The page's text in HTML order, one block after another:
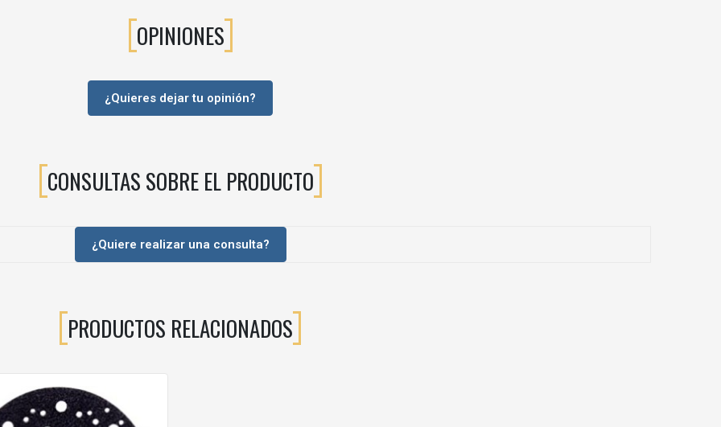
OPINIONES
¿Quieres dejar tu opinión?
CONSULTAS SOBRE EL PRODUCTO
¿Quiere realizar una consulta?
PRODUCTOS RELACIONADOS